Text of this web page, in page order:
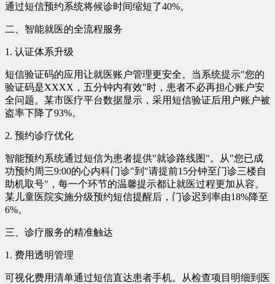
通过短信预约系统将候诊时间缩短了40%。
二、智能就医的全流程服务
1. 认证体系升级
短信验证码的应用让就医账户管理更安全。当系统提示"您的
验证码是XXXX，五分钟内有效"时，患者不必再担心账户安
全问题。某市医疗平台数据显示，采用短信验证后用户账户被
盗率下降了93%。
2. 预约诊疗优化
智能预约系统通过短信为患者提供"就诊路线图"。从"您已成
功预约周三9:00的心内科门诊"到"请提前15分钟至门诊三楼自
助机取号"，每一个环节的温馨提示都让就医过程更加从容。
某儿童医院实施分级预约短信提醒后，门诊迟到率由18%降至
6%。
三、诊疗服务的精准触达
1. 费用透明管理
可视化费用清单通过短信直达患者手机。从检查项目明细到医